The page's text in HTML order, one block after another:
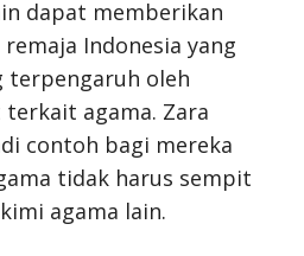
dapat memberikan
Indonesia yang
terpengaruh oleh
agama. Zara
contoh bagi mereka
tidak harus sempit
agama lain.